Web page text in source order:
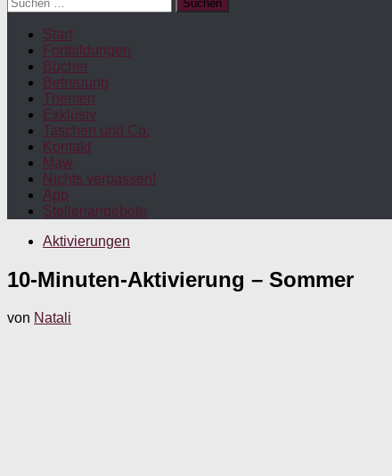
nach:
Start
Fortbildungen
Bücher
Betreuung
Themen
Exklusiv
Taschen und Co.
Kontakt
Maw
Nichts verpassen!
App
Stellenangebote
Aktivierungen
10-Minuten-Aktivierung – Sommer
von Natali